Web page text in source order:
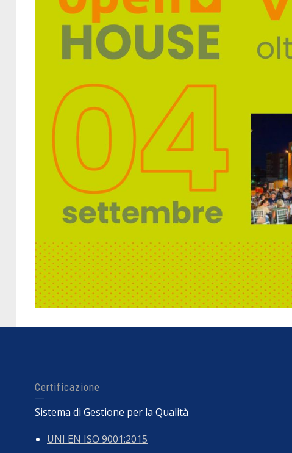
Certificazione
Sistema di Gestione per la Qualità
UNI EN ISO 9001:2015